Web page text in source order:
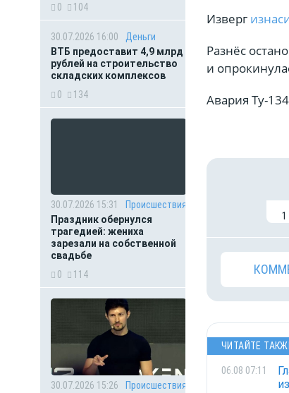
0
104
30.07.2026 16:00
Деньги
ВТБ предоставит 4,9 млрд
рублей на строительство
складских комплексов
0
134
30.07.2026 15:31
Происшествия
Праздник обернулся
трагедией: жениха
зарезали на собственной
свадьбе
0
114
30.07.2026 15:26
Происшествия
Изверг
Разнёс
и
Авария Ту-
1
ЧИТАЙТЕ
06.08 07:11